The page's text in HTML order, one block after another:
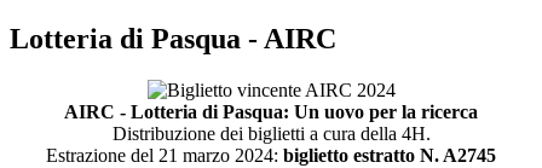
Lotteria di Pasqua - AIRC
AIRC - Lotteria di Pasqua: Un uovo per la ricerca
Distribuzione dei biglietti a cura della 4H.
Estrazione del 21 marzo 2024: biglietto estratto N. A2745